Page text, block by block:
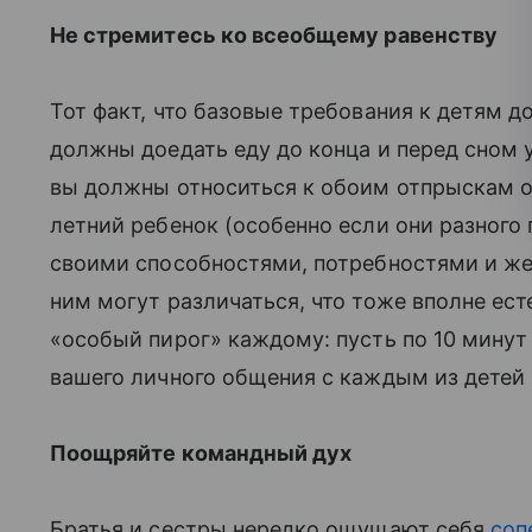
Не стремитесь ко всеобщему равенству
Тот факт, что базовые требования к детям
должны доедать еду до конца и перед сном
вы должны относиться к обоим отпрыскам
летний ребенок (особенно если они
своими способностями, потребностями и
ним могут различаться, что тоже вполне
«особый пирог» каждому: пусть по 10
вашего личного общения с каждым из детей
Поощряйте командный дух